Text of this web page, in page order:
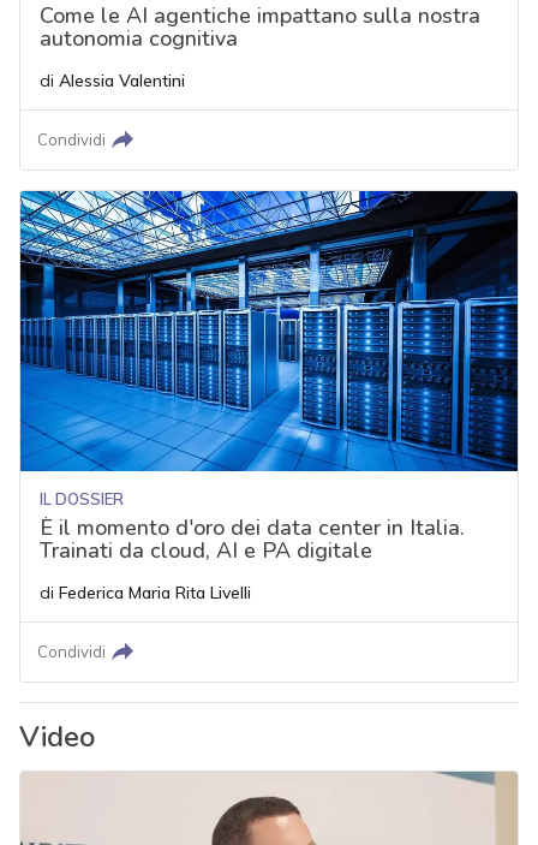
Come le AI agentiche impattano sulla nostra
autonomia cognitiva
di Alessia Valentini
Condividi
IL DOSSIER
È il momento d'oro dei data center in Italia.
Trainati da cloud, AI e PA digitale
di Federica Maria Rita Livelli
Condividi
Video